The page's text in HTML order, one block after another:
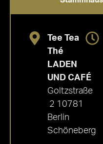
Tee Tea
Thé
LADEN
UND CAFÉ
Goltzstraße
2 10781
Berlin
Schöneberg